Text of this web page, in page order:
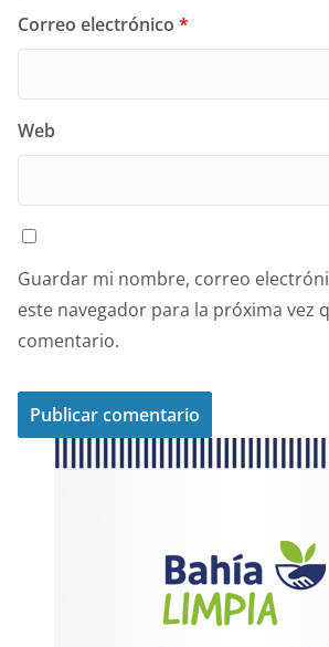
Correo electrónico *
Web
Guardar mi nombre, correo
este navegador para la próxima vez
comentario.